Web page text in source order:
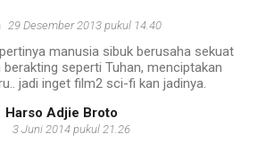
29 Desember 2013 pukul 14.40
manusia sibuk berusaha sekuat
berakting seperti Tuhan, menciptakan
jadi inget film2 sci-fi kan jadinya.
Harso Adjie Broto
3 Juni 2014 pukul 21.26